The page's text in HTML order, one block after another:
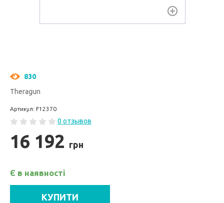
830
Theragun
Артикул: F12370
0 отзывов
16 192 грн
Є в наявності
КУПИТИ